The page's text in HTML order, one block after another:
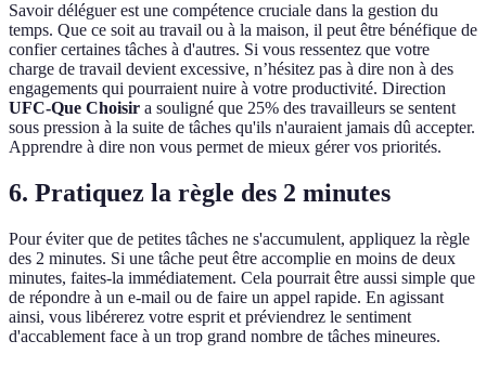
Savoir déléguer est une compétence cruciale dans la gestion du
temps. Que ce soit au travail ou à la maison, il peut être bénéfique de
confier certaines tâches à d'autres. Si vous ressentez que votre
charge de travail devient excessive, n’hésitez pas à dire non à des
engagements qui pourraient nuire à votre productivité. Direction
UFC-Que Choisir a souligné que 25% des travailleurs se sentent
sous pression à la suite de tâches qu'ils n'auraient jamais dû accepter.
Apprendre à dire non vous permet de mieux gérer vos priorités.
6. Pratiquez la règle des 2 minutes
Pour éviter que de petites tâches ne s'accumulent, appliquez la règle
des 2 minutes. Si une tâche peut être accomplie en moins de deux
minutes, faites-la immédiatement. Cela pourrait être aussi simple que
de répondre à un e-mail ou de faire un appel rapide. En agissant
ainsi, vous libérerez votre esprit et préviendrez le sentiment
d'accablement face à un trop grand nombre de tâches mineures.